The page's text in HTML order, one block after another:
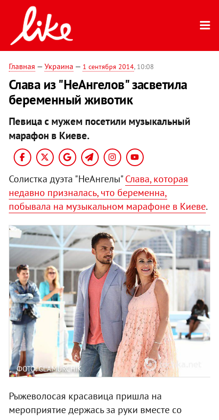
Главная — Украина — 1 сентября 2014, 10:08
Слава из "НеАнгелов" засветила
беременный животик
Певица с мужем посетили музыкальный
марафон в Киеве.
Солистка дуэта "НеАнгелы"Слава, которая
недавно призналась, что беременна,
побывала на музыкальном марафоне в Киеве.
ФОТО: GLAMURCHIK
Рыжеволосая красавица пришла на
мероприятие держась за руки вместе со